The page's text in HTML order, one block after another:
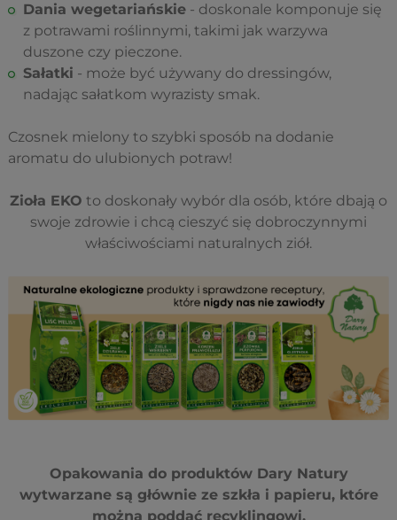
Dania wegetariańskie - doskonale komponuje się
z potrawami roślinnymi, takimi jak warzywa
duszone czy pieczone.
Sałatki - może być używany do dressingów,
nadając sałatkom wyrazisty smak.
Czosnek mielony to szybki sposób na dodanie
aromatu do ulubionych potraw!
Zioła EKO to doskonały wybór dla osób, które dbają o
swoje zdrowie i chcą cieszyć się dobroczynnymi
właściwościami naturalnych ziół.
Opakowania do produktówDary Natury
wytwarzane są głównie ze szkła i papieru, które
można poddać recyklingowi.